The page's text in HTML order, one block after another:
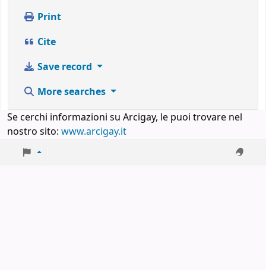
Print
Cite
Save record
More searches
Se cerchi informazioni su Arcigay, le puoi trovare nel
nostro sito: www.arcigay.it